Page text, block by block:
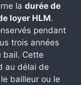
la durée de
loyer HLM.
pendant
trois années
bail. Cette
au délai de
bailleur ou le